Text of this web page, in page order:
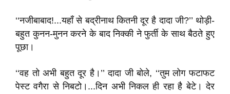
‘‘नजीबाबाद!...यहाँ से बद्रीनाथ कितनी दूर है दादा जी?’’ थोड़ी-
बहुत कुनन-मुनन करने के बाद निक्की ने फुर्ती के साथ बैठते हुए
पूछा।
‘‘वह तो अभी बहुत दूर है।’’ दादा जी बोले, ‘‘तुम लोग फटाफट
पेस्ट वगैरा से निबटो।...दिन अभी निकल ही रहा है बेटे। देर